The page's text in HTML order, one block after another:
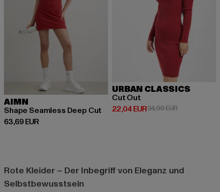
AIMN
Shape Seamless Deep Cut
63,69 EUR
Derzeitiger Preis: 63,69 EUR
URBAN CLASSICS
Cut Out
22,04 EUR
Derzeitiger Preis: 22,04 EUR
34,99 EURAktionspreis:
Rote Kleider – Der Inbegriff von Eleganz und
Selbstbewusstsein